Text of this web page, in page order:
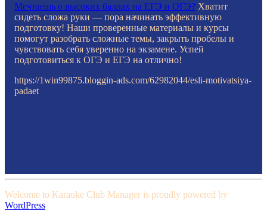
Мечтаешь о высоких баллах на ЕГЭ и ОГЭ? Хватит
сидеть сложа руки — пора начинать эффективную
подготовку! Наши проверенные материалы и курсы
помогут разобрать сложные темы, закрыть пробелы и
чувствовать себя уверенно на экзамене. Успей
подготовиться к ОГЭ и ЕГЭ на отлично!
https://1win99875.bloggin-ads.com/62982044/esli-motivatsiya-
padaet
Welcome to Karaoke Club Manager is proudly powered by
WordPress